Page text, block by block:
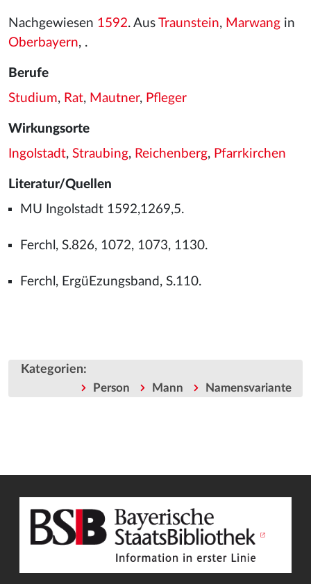
Nachgewiesen 1592. Aus Traunstein, Marwang in
Oberbayern, .
Berufe
Studium, Rat, Mautner, Pfleger
Wirkungsorte
Ingolstadt, Straubing, Reichenberg, Pfarrkirchen
Literatur/Quellen
MU Ingolstadt 1592,1269,5.
Ferchl, S.826, 1072, 1073, 1130.
Ferchl, ErgüEzungsband, S.110.
Kategorien:
Person Mann Namensvariante